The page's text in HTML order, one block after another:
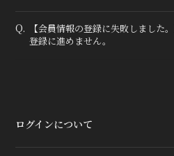
Q.
【会員情報の登録に失敗しました
登録に進めません。
ログインについて